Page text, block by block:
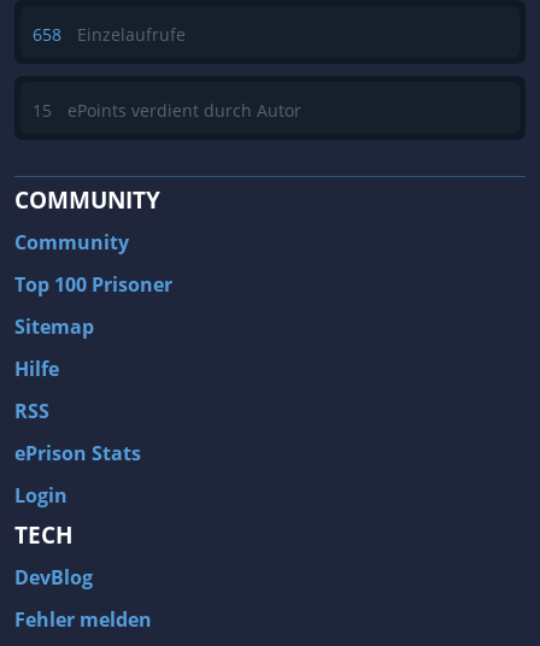
658 Einzelaufrufe
15 ePoints verdient durch Autor
COMMUNITY
Community
Top 100 Prisoner
Sitemap
Hilfe
RSS
ePrison Stats
Login
TECH
DevBlog
Fehler melden